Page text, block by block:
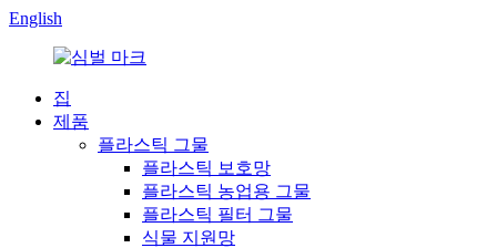
English
집
제품
플라스틱 그물
플라스틱 보호망
플라스틱 농업용 그물
플라스틱 필터 그물
식물 지원망